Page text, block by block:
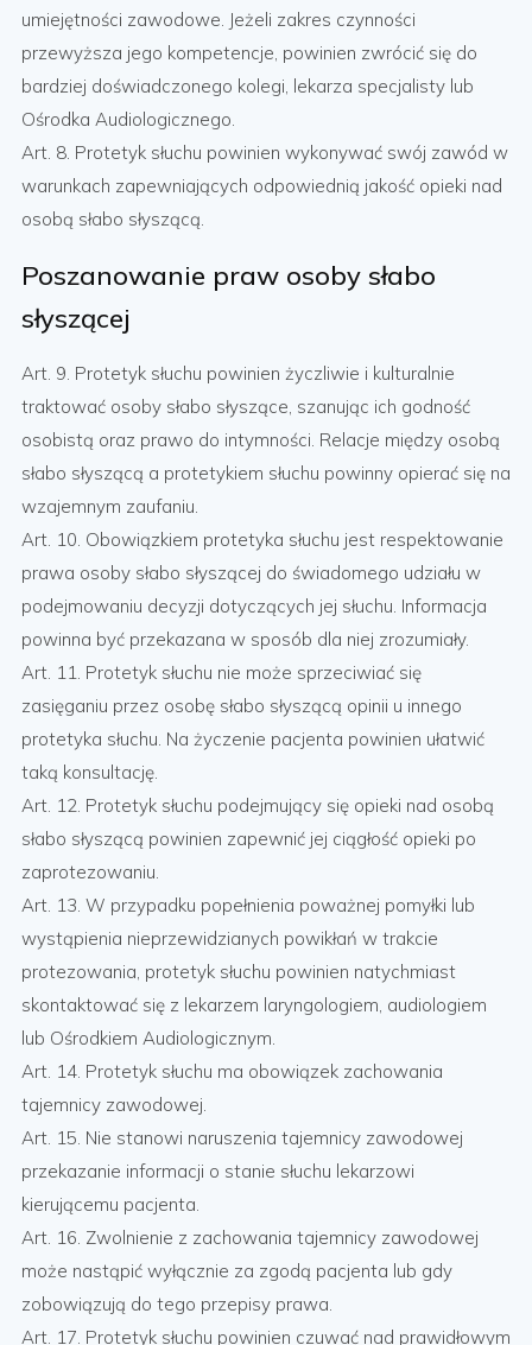
umiejętności zawodowe. Jeżeli zakres czynności
przewyższa jego kompetencje, powinien zwrócić się do
bardziej doświadczonego kolegi, lekarza specjalisty lub
Ośrodka Audiologicznego.
Art. 8. Protetyk słuchu powinien wykonywać swój zawód w
warunkach zapewniających odpowiednią jakość opieki nad
osobą słabo słyszącą.
Poszanowanie praw osoby słabo
słyszącej
Art. 9. Protetyk słuchu powinien życzliwie i kulturalnie
traktować osoby słabo słyszące, szanując ich godność
osobistą oraz prawo do intymności. Relacje między osobą
słabo słyszącą a protetykiem słuchu powinny opierać się na
wzajemnym zaufaniu.
Art. 10. Obowiązkiem protetyka słuchu jest respektowanie
prawa osoby słabo słyszącej do świadomego udziału w
podejmowaniu decyzji dotyczących jej słuchu. Informacja
powinna być przekazana w sposób dla niej zrozumiały.
Art. 11. Protetyk słuchu nie może sprzeciwiać się
zasięganiu przez osobę słabo słyszącą opinii u innego
protetyka słuchu. Na życzenie pacjenta powinien ułatwić
taką konsultację.
Art. 12. Protetyk słuchu podejmujący się opieki nad osobą
słabo słyszącą powinien zapewnić jej ciągłość opieki po
zaprotezowaniu.
Art. 13. W przypadku popełnienia poważnej pomyłki lub
wystąpienia nieprzewidzianych powikłań w trakcie
protezowania, protetyk słuchu powinien natychmiast
skontaktować się z lekarzem laryngologiem, audiologiem
lub Ośrodkiem Audiologicznym.
Art. 14. Protetyk słuchu ma obowiązek zachowania
tajemnicy zawodowej.
Art. 15. Nie stanowi naruszenia tajemnicy zawodowej
przekazanie informacji o stanie słuchu lekarzowi
kierującemu pacjenta.
Art. 16. Zwolnienie z zachowania tajemnicy zawodowej
może nastąpić wyłącznie za zgodą pacjenta lub gdy
zobowiązują do tego przepisy prawa.
Art. 17. Protetyk słuchu powinien czuwać nad prawidłowym